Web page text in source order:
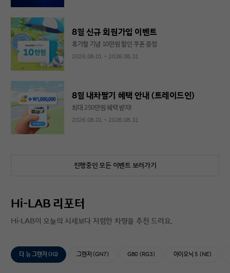
8월 신규 회원가입 이벤트
휴가철 기념 10만원 할인 쿠폰 증정
2026.08.01 ~ 2026.08.31
8월 내차팔기 혜택 안내 (트레이드인)
최대 250만원 혜택 받자!
2026.08.01 ~ 2026.08.31
진행중인 모든 이벤트 보러가기
Hi-LAB 리포터
Hi-LAB이 오늘의 시세보다 저렴한 차량을 추천 드려요.
더 뉴 그랜저 (IG) 그랜저 (GN7) G80 (RG3) 아이오닉 5 (NE)